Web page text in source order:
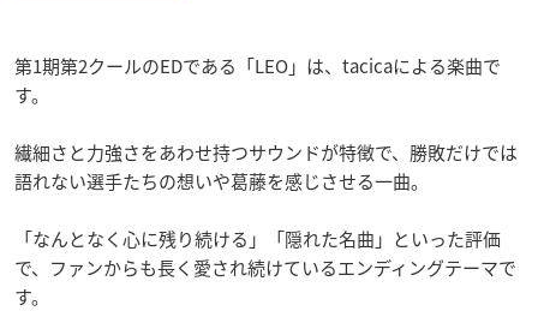
第1期第2クールのEDである「LEO」は、tacicaによる楽曲で
す。
繊細さと力強さをあわせ持つサウンドが特徴で、勝敗だけでは
語れない選手たちの想いや葛藤を感じさせる一曲。
「なんとなく心に残り続ける」「隠れた名曲」といった評価
で、ファンからも長く愛され続けているエンディングテーマで
す。